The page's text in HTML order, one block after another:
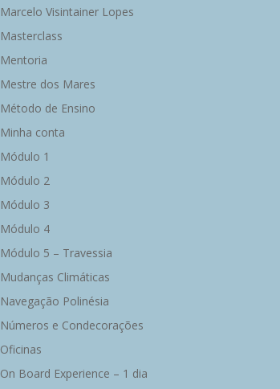
Marcelo Visintainer Lopes
Masterclass
Mentoria
Mestre dos Mares
Método de Ensino
Minha conta
Módulo 1
Módulo 2
Módulo 3
Módulo 4
Módulo 5 – Travessia
Mudanças Climáticas
Navegação Polinésia
Números e Condecorações
Oficinas
On Board Experience – 1 dia